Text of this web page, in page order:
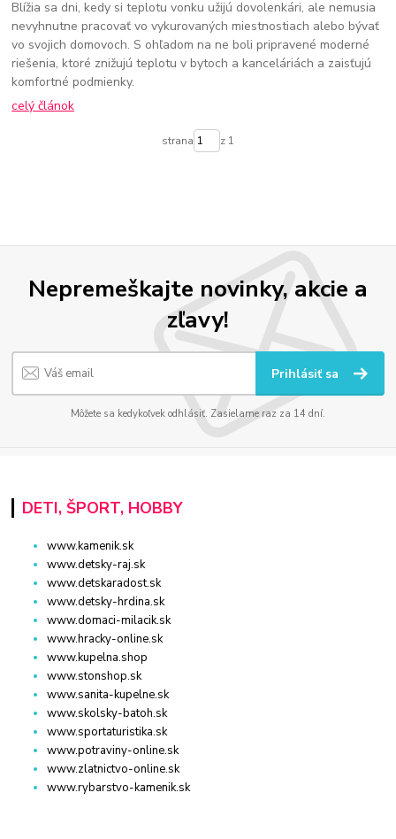
Blížia sa dni, kedy si teplotu vonku užijú dovolenkári, ale nemusia
nevyhnutne pracovať vo vykurovaných miestnostiach alebo bývať
vo svojich domovoch. S ohľadom na ne boli pripravené moderné
riešenia, ktoré znižujú teplotu v bytoch a kanceláriách a zaisťujú
komfortné podmienky.
celý článok
strana z 1
Nepremeškajte novinky, akcie a
zľavy!
Prihlásiť sa
Môžete sa kedykoľvek odhlásiť. Zasielame raz za 14 dní.
DETI, ŠPORT, HOBBY
www.kamenik.sk
www.detsky-raj.sk
www.detskaradost.sk
www.detsky-hrdina.sk
www.domaci-milacik.sk
www.hracky-online.sk
www.kupelna.shop
www.stonshop.sk
www.sanita-kupelne.sk
www.skolsky-batoh.sk
www.sportaturistika.sk
www.potraviny-online.sk
www.zlatnictvo-online.sk
www.rybarstvo-kamenik.sk